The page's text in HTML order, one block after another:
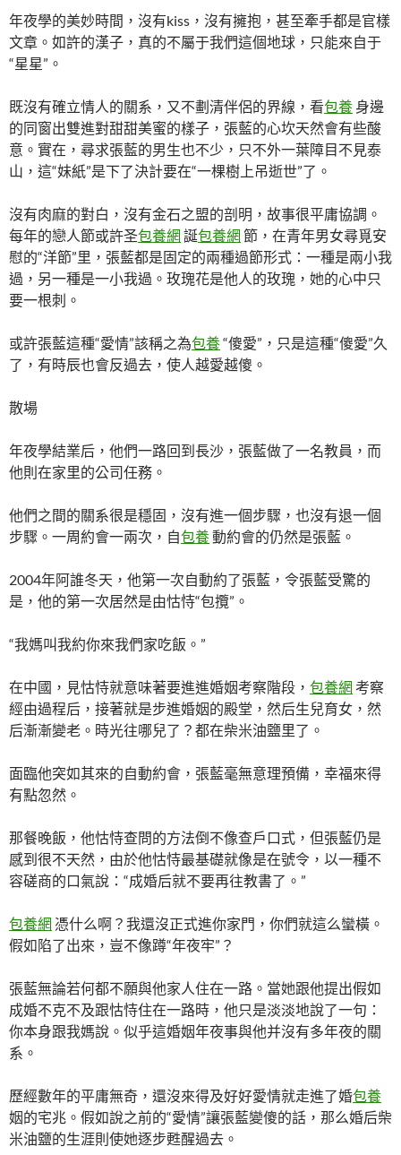
年夜學的美妙時間，沒有kiss，沒有擁抱，甚至牽手都是官樣
文章。如許的漢子，真的不屬于我們這個地球，只能來自于
“星星”。
既沒有確立情人的關系，又不劃清伴侶的界線，看包養 身邊
的同窗出雙進對甜甜美蜜的樣子，張藍的心坎天然會有些酸
意。實在，尋求張藍的男生也不少，只不外一葉障目不見泰
山，這“妹紙”是下了決計要在“一棵樹上吊逝世”了。
沒有肉麻的對白，沒有金石之盟的剖明，故事很平庸協調。
每年的戀人節或許圣包養網 誕包養網 節，在青年男女尋覓安
慰的“洋節”里，張藍都是固定的兩種過節形式：一種是兩小我
過，另一種是一小我過。玫瑰花是他人的玫瑰，她的心中只
要一根刺。
或許張藍這種“愛情”該稱之為包養“傻愛”，只是這種“傻愛”久
了，有時辰也會反過去，使人越愛越傻。
散場
年夜學結業后，他們一路回到長沙，張藍做了一名教員，而
他則在家里的公司任務。
他們之間的關系很是穩固，沒有進一個步驟，也沒有退一個
步驟。一周約會一兩次，自包養動約會的仍然是張藍。
2004年阿誰冬天，他第一次自動約了張藍，令張藍受驚的
是，他的第一次居然是由怙恃“包攬”。
“我媽叫我約你來我們家吃飯。”
在中國，見怙恃就意味著要進進婚姻考察階段， 包養網 考察
經由過程后，接著就是步進婚姻的殿堂，然后生兒育女，然
后漸漸變老。時光往哪兒了？都在柴米油鹽里了。
面臨他突如其來的自動約會，張藍毫無意理預備，幸福來得
有點忽然。
那餐晚飯，他怙恃查問的方法倒不像查戶口式，但張藍仍是
感到很不天然，由於他怙恃最基礎就像是在號令，以一種不
容磋商的口氣說：“成婚后就不要再往教書了。”
包養網 憑什么啊？我還沒正式進你家門，你們就這么蠻橫。
假如陷了出來，豈不像蹲“年夜牢”？
張藍無論若何都不願與他家人住在一路。當她跟他提出假如
成婚不克不及跟怙恃住在一路時，他只是淡淡地說了一句：
你本身跟我媽說。似乎這婚姻年夜事與他并沒有多年夜的關
系。
歷經數年的平庸無奇，還沒來得及好好愛情就走進了婚包養
姻的宅兆。假如說之前的“愛情”讓張藍變傻的話，那么婚后柴
米油鹽的生涯則使她逐步甦醒過去。